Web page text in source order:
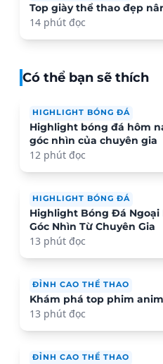
Top giày thể thao đẹp
14 phút đọc
Có thể bạn sẽ thích
HIGHLIGHT BÓNG ĐÁ
Highlight bóng đá hôm
góc nhìn của chuyên gia
12 phút đọc
HIGHLIGHT BÓNG ĐÁ
Highlight Bóng Đá Ngoại
Góc Nhìn Từ Chuyên Gia
13 phút đọc
ĐỈNH CAO THỂ THAO
Khám phá top phim
13 phút đọc
ĐỈNH CAO THỂ THAO